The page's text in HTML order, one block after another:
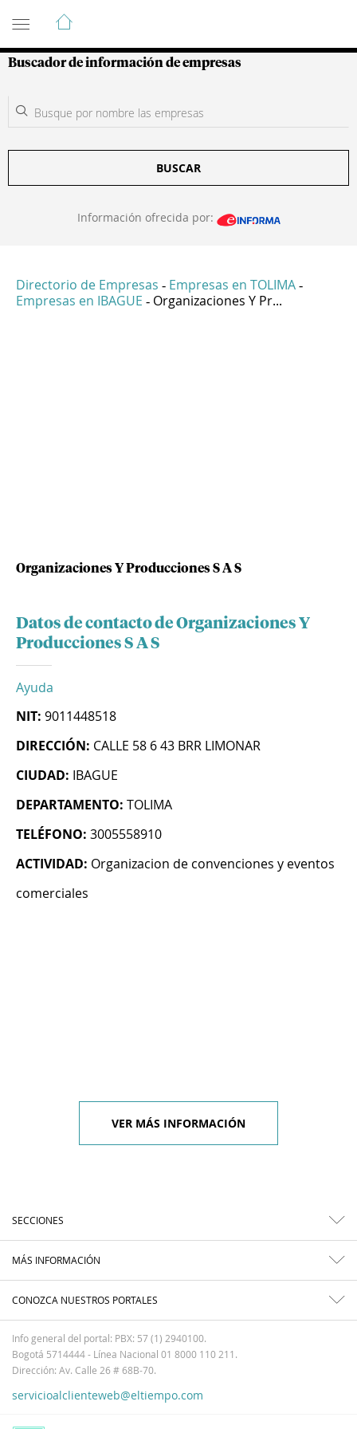
Guía de Empresas Colombianas
Buscador de información de empresas
BUSCAR
Información ofrecida por:
Directorio de Empresas - Empresas en TOLIMA -
Empresas en IBAGUE - Organizaciones Y Pr...
Organizaciones Y Producciones S A S
Datos de contacto de Organizaciones Y
Producciones S A S
Ayuda
NIT: 9011448518
DIRECCIÓN: CALLE 58 6 43 BRR LIMONAR
CIUDAD: IBAGUE
DEPARTAMENTO: TOLIMA
TELÉFONO: 3005558910
ACTIVIDAD: Organizacion de convenciones y eventos
comerciales
VER MÁS INFORMACIÓN
SECCIONES
MÁS INFORMACIÓN
CONOZCA NUESTROS PORTALES
Info general del portal: PBX: 57 (1) 2940100.
Bogotá 5714444 - Línea Nacional 01 8000 110 211.
Dirección: Av. Calle 26 # 68B-70.
servicioalclienteweb@eltiempo.com